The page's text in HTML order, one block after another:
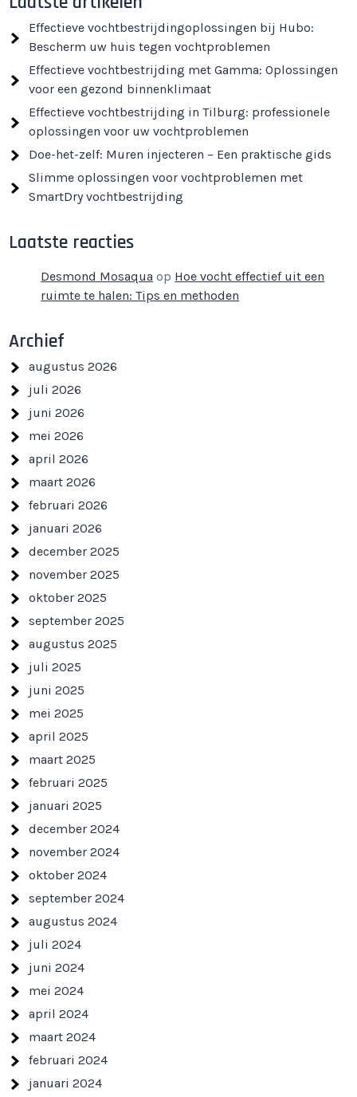
Effectieve vochtbestrijdingoplossingen bij Hubo:
Bescherm uw huis tegen vochtproblemen
Effectieve vochtbestrijding met Gamma: Oplossingen
voor een gezond binnenklimaat
Effectieve vochtbestrijding in Tilburg: professionele
oplossingen voor uw vochtproblemen
Doe-het-zelf: Muren injecteren – Een praktische gids
Slimme oplossingen voor vochtproblemen met
SmartDry vochtbestrijding
Laatste reacties
Desmond Mosaqua op Hoe vocht effectief uit een
ruimte te halen: Tips en methoden
Archief
augustus 2026
juli 2026
juni 2026
mei 2026
april 2026
maart 2026
februari 2026
januari 2026
december 2025
november 2025
oktober 2025
september 2025
augustus 2025
juli 2025
juni 2025
mei 2025
april 2025
maart 2025
februari 2025
januari 2025
december 2024
november 2024
oktober 2024
september 2024
augustus 2024
juli 2024
juni 2024
mei 2024
april 2024
maart 2024
februari 2024
januari 2024